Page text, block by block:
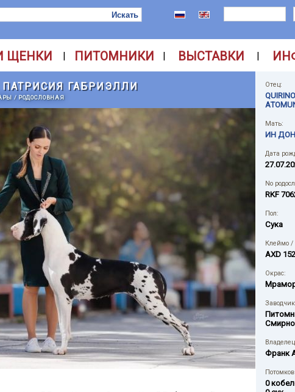
ЩЕНКИ | ПИТОМНИКИ | ВЫСТАВКИ |
ГАБРИЭЛЛИ
/ РОДОСЛОВНАЯ
Отец:
Мать:
ИН
Дата
No
RKF
Пол:
Сука
Клеймо
AXD
Окрас:
Франк
0